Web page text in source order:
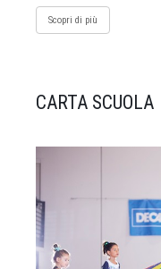
Scopri di più
CARTA SCUOLA